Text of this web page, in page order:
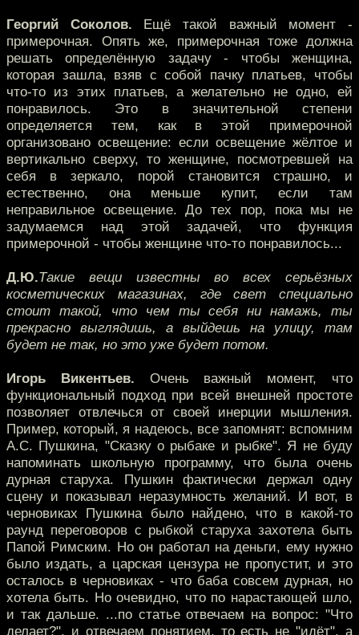
Георгий Соколов. Ещё такой важный момент -
примерочная. Опять же, примерочная тоже должна
решать определённую задачу - чтобы женщина,
которая зашла, взяв с собой пачку платьев, чтобы
что-то из этих платьев, а желательно не одно, ей
понравилось. Это в значительной степени
определяется тем, как в этой примерочной
организовано освещение: если освещение жёлтое и
вертикально сверху, то женщине, посмотревшей на
себя в зеркало, порой становится страшно, и
естественно, она меньше купит, если там
неправильное освещение. До тех пор, пока мы не
задумаемся над этой задачей, что функция
примерочной - чтобы женщине что-то понравилось...
Д.Ю.Такие вещи известны во всех серьёзных
косметических магазинах, где свет специально
стоит такой, что чем ты себя ни намажь, ты
прекрасно выглядишь, а выйдешь на улицу, там
будет не так, но это уже будет потом.
Игорь Викентьев. Очень важный момент, что
функциональный подход при всей внешней простоте
позволяет отвлечься от своей инерции мышления.
Пример, который, я надеюсь, все запомнят: вспомним
А.С. Пушкина, "Сказку о рыбаке и рыбке". Я не буду
напоминать школьную программу, что была очень
дурная старуха. Пушкин фактически держал одну
сцену и показывал неразумность желаний. И вот, в
черновиках Пушкина было найдено, что в какой-то
раунд переговоров с рыбкой старуха захотела быть
Папой Римским. Но он работал на деньги, ему нужно
было издать, а царская цензура не пропустит, и это
осталось в черновиках - что баба совсем дурная, но
хотела быть. Но очевидно, что по нарастающей шло,
и так дальше. ...по статье отвечаем на вопрос: "Что
делает?", и отвечаем понятием, то есть не "идёт", а